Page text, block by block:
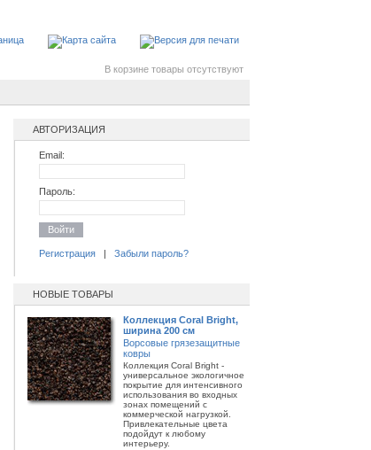
В корзине товары отсутствуют
АВТОРИЗАЦИЯ
Email:
Пароль:
Войти
Регистрация| Забыли пароль?
НОВЫЕ ТОВАРЫ
Коллекция Coral Bright,
ширина 200 см
Ворсовые грязезащитные
ковры
Коллекция Coral Bright -
универсальное экологичное
покрытие для интенсивного
использования во входных
зонах помещений с
коммерческой нагрузкой.
Привлекательные цвета
подойдут к любому
интерьеру.